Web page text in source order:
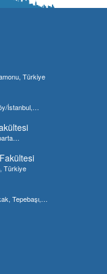
Türkiye
İstanbul,
Türkiye
Tepebaşı,